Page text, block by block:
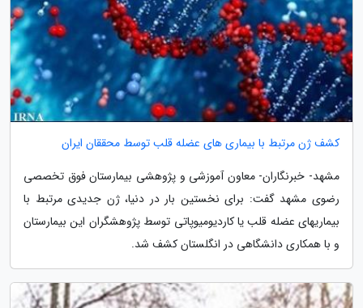
کشف ژن مرتبط با بیماری های عضله قلب توسط محققان ایران
مشهد- خبرنگاران- معاون آموزشی و پژوهشی بیمارستان فوق تخصصی
رضوی مشهد گفت: برای نخستین بار در دنیا، ژن جدیدی مرتبط با
بیماریهای عضله قلب یا کاردیومیوپاتی توسط پژوهشگران این بیمارستان
و با همکاری دانشگاهی در انگلستان کشف شد.